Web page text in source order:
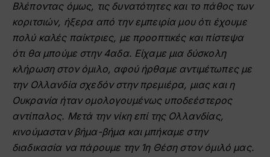
Βλέποντας όμως, τις δυνατότητες και το πάθος των
κοριτσιών, ήξερα από την εμπειρία μου ότι έχουμε
πολύ καλές παίκτριες, με προοπτικές και πίστεψα
ότι θα μπούμε στην 4αδα. Είχαμε μια δύσκολη
κλήρωση στον όμιλο, αφού ήρθαμε αντιμέτωπες με
την Ολλανδία σχεδόν στην πρεμιέρα, μιας και η
Ουκρανία ήταν ομολογουμένως υποδεέστερος
αντίπαλος. Μετά την νίκη επί της Ολλανδίας,
κινούμασταν βήμα-βήμα και μπήκαμε στην
διαδικασία να πάρουμε την 1η Θέση στον όμιλό μας.